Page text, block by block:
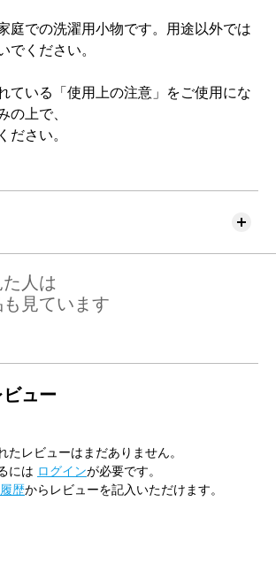
庭での洗濯用小物です。用途以外では
でください。
ている「使用上の注意」をご使用にな
の上で、
さい。
人は
見ています
ュー
たレビューはまだありません。
には ログインが必要です。
歴からレビューを記入いただけます。